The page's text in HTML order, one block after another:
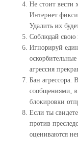
Не стоит вести
Интернет
Удалить их
Соблюдай свою
Игнорируй
агрессия
Бан агрессора.
сообщениями, в
блокировки
Если ты
против
оцениваются